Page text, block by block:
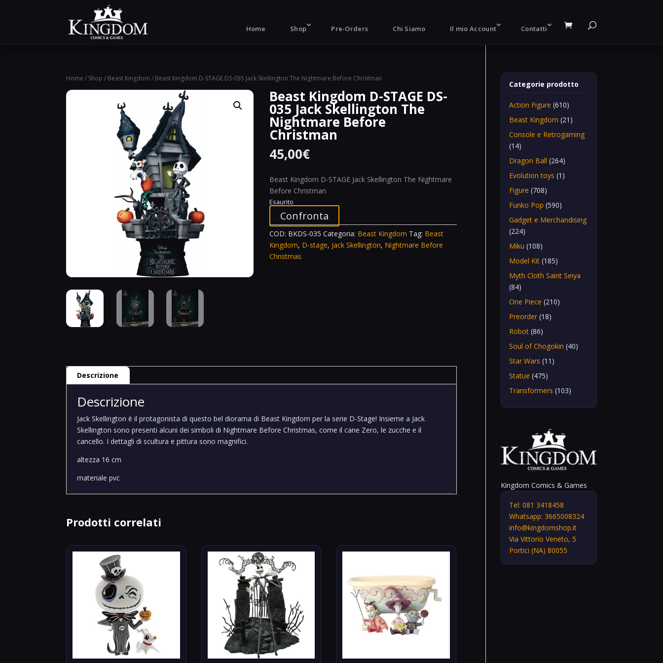
Home Shop Pre-Orders Chi Siamo Il mio Account Contatti
Home / Shop / Beast Kingdom / Beast Kingdom D-STAGE DS-035 Jack Skellington The Nightmare Before Christman
Beast Kingdom D-STAGE DS-
035 Jack Skellington The
Nightmare Before
Christman
45,00€
Beast Kingdom D-STAGE Jack Skellington The Nightmare
Before Christman
Esaurito
Confronta
COD: BKDS-035 Categoria: Beast Kingdom Tag: Beast
Kingdom, D-stage, Jack Skellington, Nightmare Before
Christmas
Descrizione
Descrizione
Jack Skellington è il protagonista di questo bel diorama di Beast Kingdom per la serie D-Stage! Insieme a Jack
Skellington sono presenti alcuni dei simboli di Nightmare Before Christmas, come il cane Zero, le zucche e il
cancello. I dettagli di scultura e pittura sono magnifici.
altezza 16 cm
materiale pvc
Prodotti correlati
Categorie prodotto
Action Figure (610)
Beast Kingdom (21)
Console e Retrogaming
(14)
Dragon Ball (264)
Evolution toys (1)
Figure (708)
Funko Pop (590)
Gadget e Merchandising
(224)
Miku (108)
Model Kit (185)
Myth Cloth Saint Seiya
(84)
One Piece (210)
Preorder (18)
Robot (86)
Soul of Chogokin (40)
Star Wars (11)
Statue (475)
Transformers (103)
Kingdom Comics & Games
Tel: 081 3418458
Whatsapp: 3665008324
info@kingdomshop.it
Via Vittorio Veneto, 5
Portici (NA) 80055